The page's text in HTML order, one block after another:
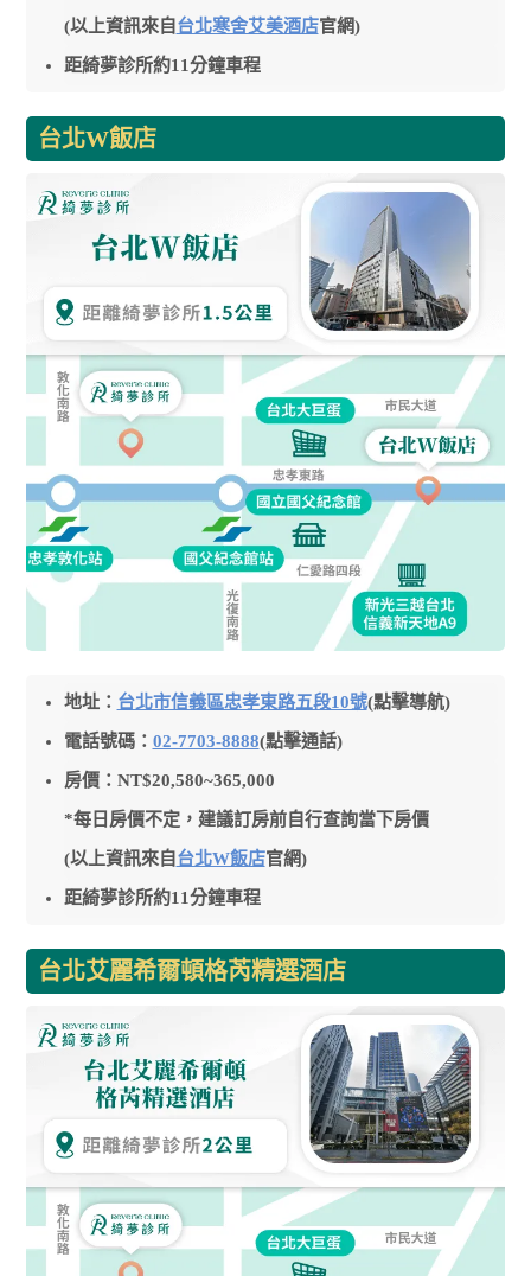
(以上資訊來自 台北寒舍艾美酒店官網)
距綺夢診所約11分鐘車程
台北W飯店
地址： 台北市信義區忠孝東路五段10號(點擊導航)
電話號碼： 02-7703-8888(點擊通話)
房價：NT$20,580~365,000
*每日房價不定，建議訂房前自行查詢當下房價
(以上資訊來自台北W飯店官網)
距綺夢診所約11分鐘車程
台北艾麗希爾頓格芮精選酒店